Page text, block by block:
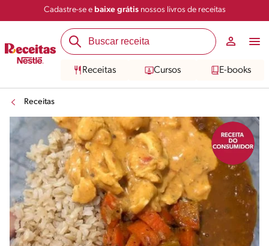
Cadastre-se e baixe grátisnossos livros de receitas
Receitas Cursos E-books
Receitas
Salvar Compartilhar